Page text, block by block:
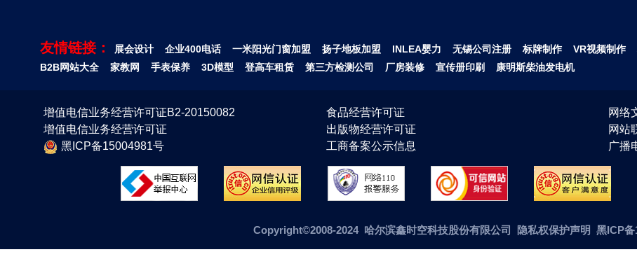
友情链接： 展会设计 企业400电话 一米阳光门窗加盟 扬子地板加盟 INLEA婴力 无锡公司注册 标牌制作 VR视频制作
B2B网站大全
家教网 手表保养 3D模型 登高车租赁 第三方检测公司 厂房装修 宣传册印刷 康明斯柴油发电机
增值电信业务经营许可证B2-20150082 食品经营许可证
网络
增值电信业务经营许可证
出版物经营许可证
网站
黑ICP备15004981号
工商备案公示信息 广播
Copyright©2008-2024 哈尔滨鑫时空科技股份有限公司 隐私权保护声明 黑ICP备